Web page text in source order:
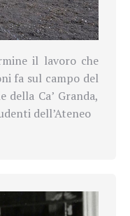
il lavoro che
fa sul campo del
Ca’ Granda,
dell’Ateneo